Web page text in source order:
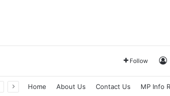
Follow
Home About Us Contact Us MP Info